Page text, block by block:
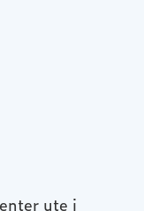
ute i